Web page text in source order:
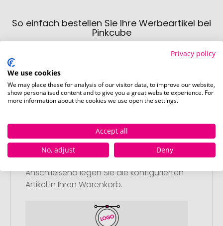
So einfach bestellen Sie Ihre Werbeartikel bei
Pinkcube
Artikelkonfiguration
Wählen Sie Ihre gewünschten
Werbeartikel aus und passen Sie diese
nach Ihren Vorstellungen an.
Anschließend legen Sie die konfigurierten
Artikel in Ihren Warenkorb.
Privacy policy
We use cookies
We may place these for analysis of our visitor data, to improve our website,
show personalised content and to give you a great website experience. For
more information about the cookies we use open the settings.
Accept all
No, adjust
Deny